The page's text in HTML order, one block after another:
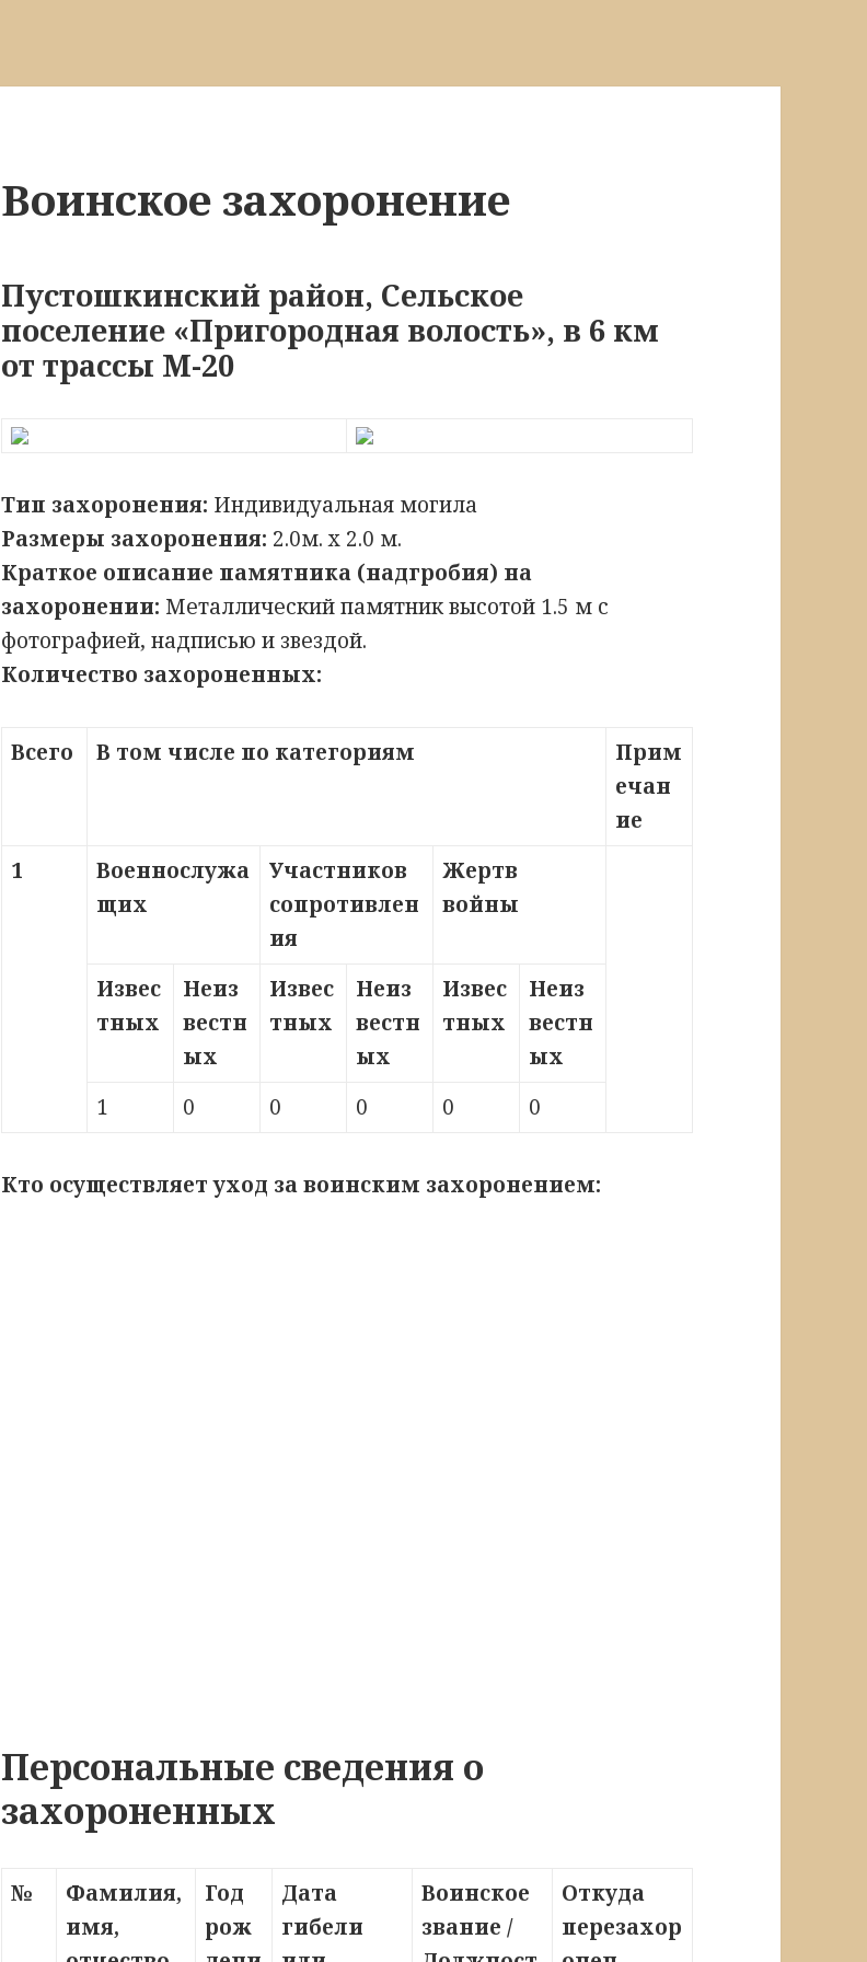
Воинское захоронение
Пустошкинский район, Сельское
поселение «Пригородная волость», в 6 км
от трассы М-20
Тип захоронения: Индивидуальная могила
Размеры захоронения: 2.0м. х 2.0 м.
Краткое описание памятника (надгробия) на
захоронении: Металлический памятник высотой 1.5 м с
фотографией, надписью и звездой.
Количество захороненных:
Всего В том числе по категориям
Прим
ечан
ие
1
Военнослужа
щих
Участников
сопротивлен
ия
Жертв
войны
Извес
тных
Неиз
вестн
ых
Извес
тных
Неиз
вестн
ых
Извес
тных
Неиз
вестн
ых
1
0 0 0 0 0
Кто осуществляет уход за воинским захоронением:
Персональные сведения о
захороненных
№
Фамилия,
имя,
Год
рож
Дата
гибели
Воинское
звание /
Откуда
перезахор